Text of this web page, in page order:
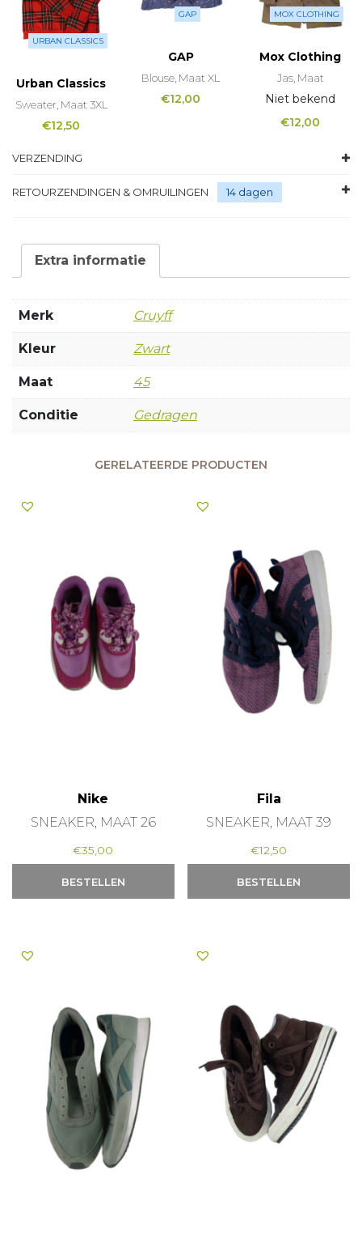
URBAN CLASSICS
Urban Classics
Sweater, Maat 3XL
€12,50
GAP
GAP
Blouse, Maat XL
€12,00
MOX CLOTHING
Mox Clothing
Jas, Maat
Niet bekend
€12,00
VERZENDING
RETOURZENDINGEN & OMRUILINGEN 14 dagen
Extra informatie
Merk Cruyff
Kleur Zwart
Maat 45
Conditie Gedragen
GERELATEERDE PRODUCTEN
Nike
SNEAKER, MAAT 26
€35,00
BESTELLEN
Fila
SNEAKER, MAAT 39
€12,50
BESTELLEN